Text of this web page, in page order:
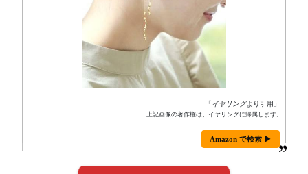
「イヤリングより引用」
上記画像の著作権は、イヤリングに帰属します。
Amazon で検索 ▶